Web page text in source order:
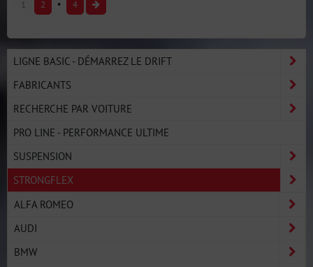
1 2 4
LIGNE BASIC - DÉMARREZ LE DRIFT
FABRICANTS
RECHERCHE PAR VOITURE
PRO LINE - PERFORMANCE ULTIME
SUSPENSION
STRONGFLEX
ALFA ROMEO
AUDI
BMW